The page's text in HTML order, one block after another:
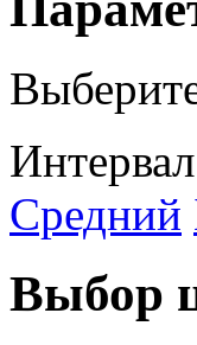
Средний
Выбор